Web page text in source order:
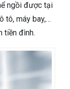
ngồi được tại
tô, máy bay,…
tiền đình.